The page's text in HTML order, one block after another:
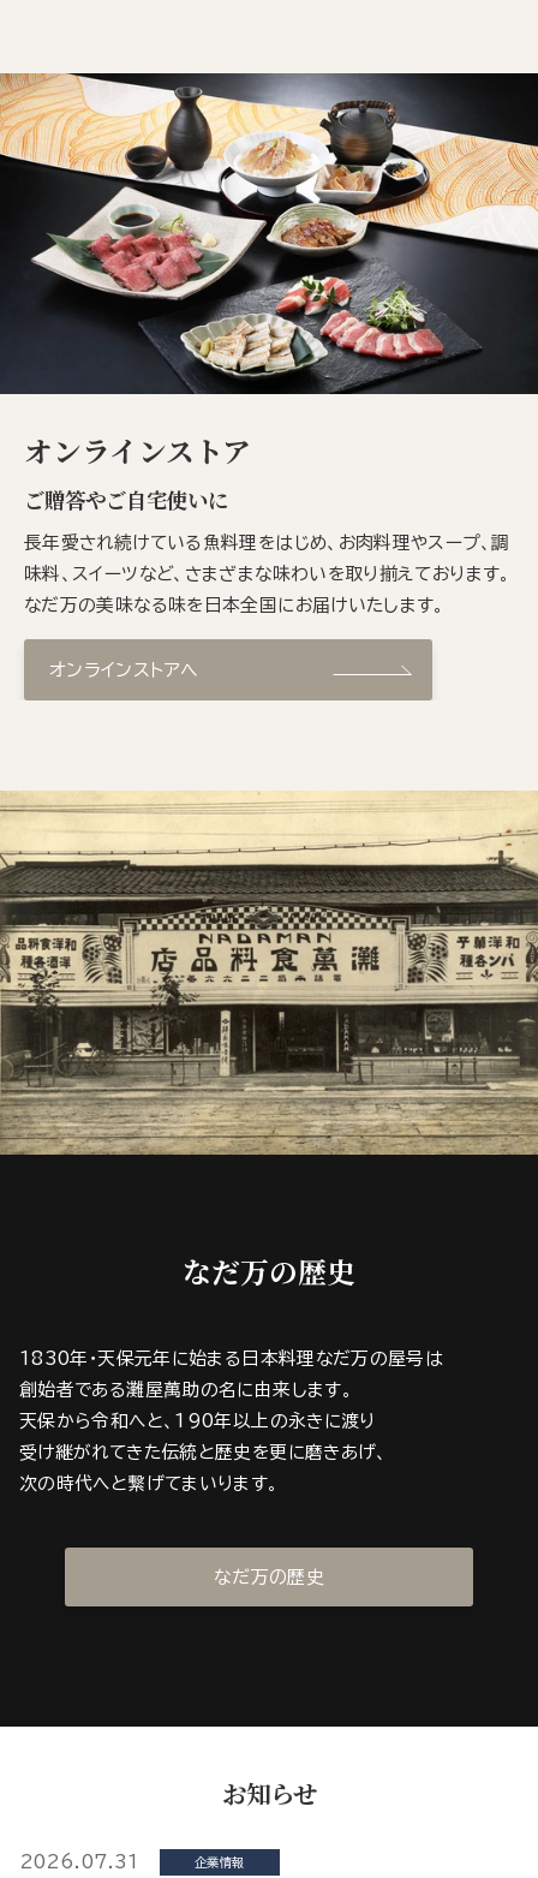
オンラインストア
ご贈答やご自宅使いに
長年愛され続けている魚料理をはじめ、お肉料理やスープ、調
味料、スイーツなど、さまざまな味わいを取り揃えております。
なだ万の美味なる味を日本全国にお届けいたします。
オンラインストアへ
なだ万の歴史
1830年・天保元年に始まる日本料理なだ万の屋号は
創始者である灘屋萬助の名に由来します。
天保から令和へと、190年以上の永きに渡り
受け継がれてきた伝統と歴史を更に磨きあげ、
次の時代へと繋げてまいります。
なだ万の歴史
お知らせ
2026.07.31 企業情報